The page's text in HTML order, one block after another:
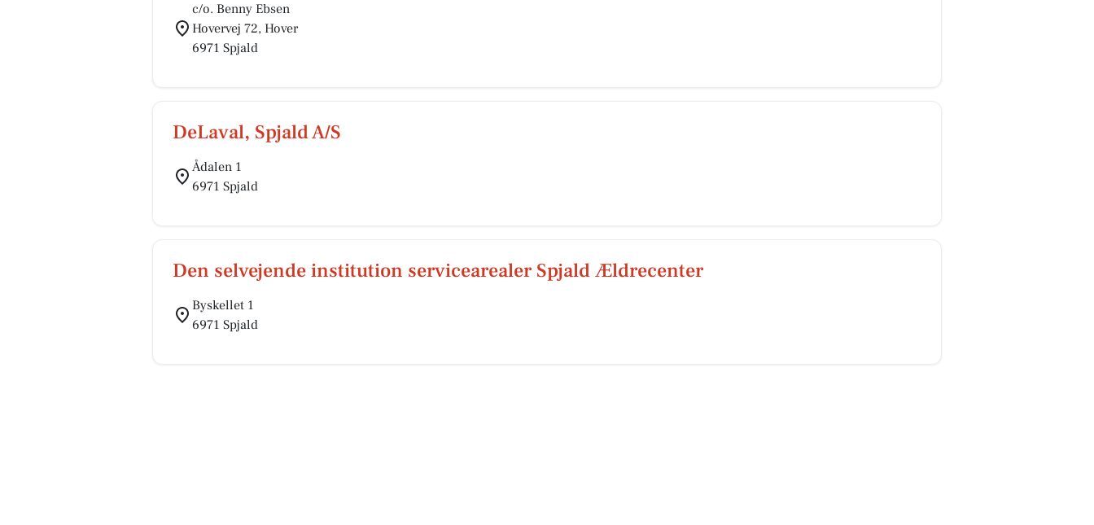
c/o. Benny Ebsen
Hovervej 72, Hover
6971 Spjald
DeLaval, Spjald A/S
Ådalen 1
6971 Spjald
Den selvejende institution servicearealer Spjald Ældrecenter
Byskellet 1
6971 Spjald